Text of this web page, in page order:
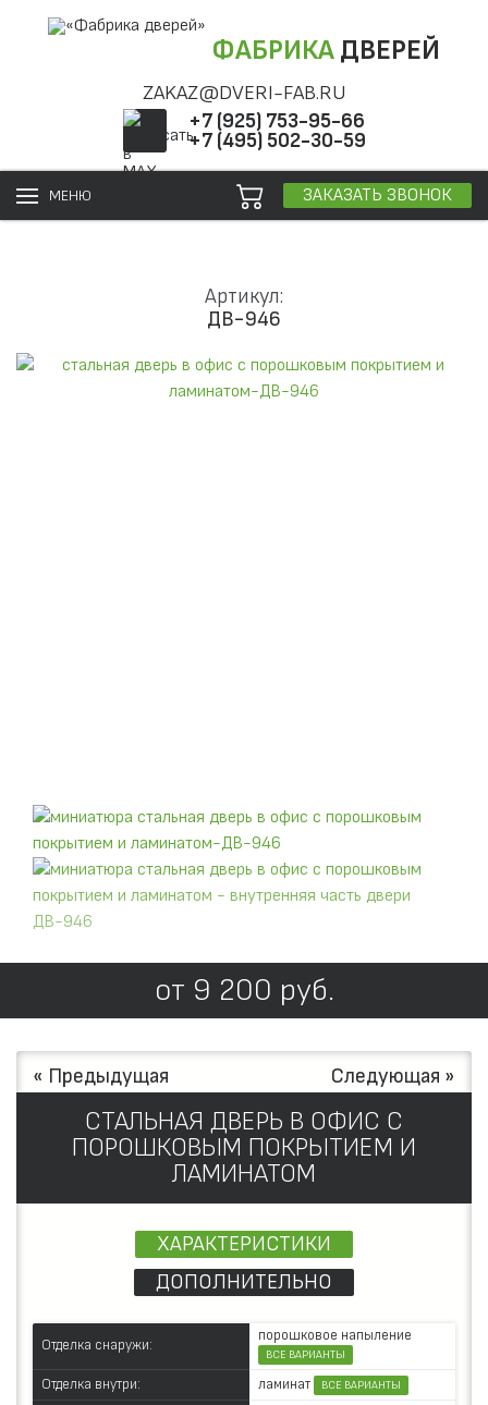
ФАБРИКАДВЕРЕЙ
ZAKAZ@DVERI-FAB.RU
+7 (925) 753-95-66
+7 (495) 502-30-59
МЕНЮ ЗАКАЗАТЬ ЗВОНОК
Артикул:
ДВ-946
от 9 200 руб.
« Предыдущая Следующая »
СТАЛЬНАЯ ДВЕРЬ В ОФИС С
ПОРОШКОВЫМ ПОКРЫТИЕМ И
ЛАМИНАТОМ
ХАРАКТЕРИСТИКИ
ДОПОЛНИТЕЛЬНО
Отделка снаружи:
порошковое напыление
ВСЕ ВАРИАНТЫ
Отделка внутри: ламинат ВСЕ ВАРИАНТЫ